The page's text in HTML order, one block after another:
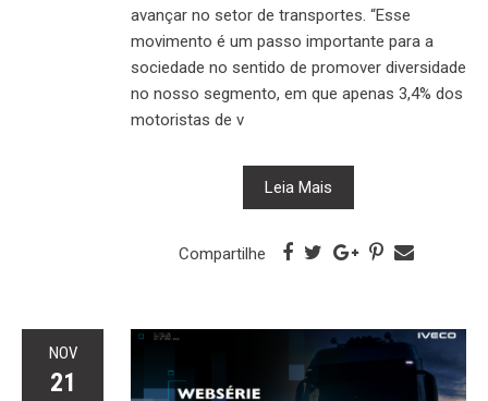
avançar no setor de transportes. “Esse
movimento é um passo importante para a
sociedade no sentido de promover diversidade
no nosso segmento, em que apenas 3,4% dos
motoristas de v
Leia Mais
Compartilhe
NOV
21